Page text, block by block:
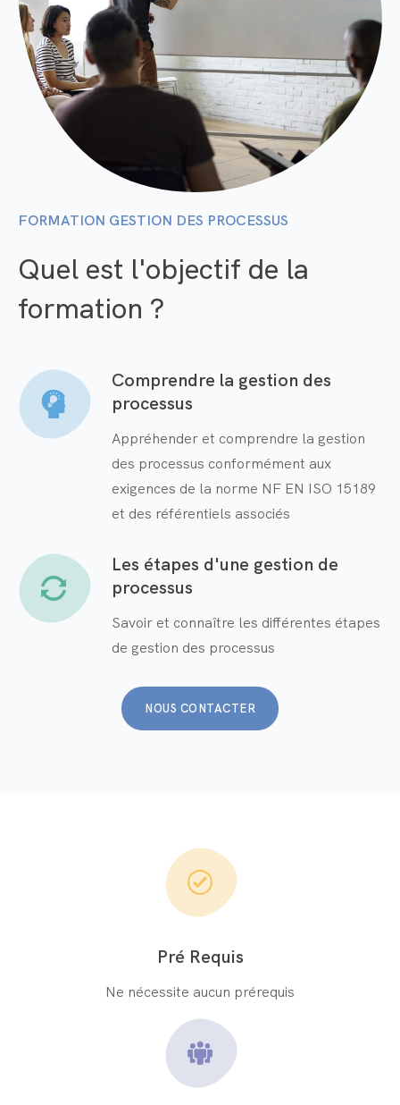
FORMATION GESTION DES PROCESSUS
Quel est l'objectif de la
formation ?
Comprendre la gestion des
processus
Appréhender et comprendre la gestion
des processus conformément aux
exigences de la norme NF EN ISO 15189
et des référentiels associés
Les étapes d'une gestion de
processus
Savoir et connaître les différentes étapes
de gestion des processus
NOUS CONTACTER
Pré Requis
Ne nécessite aucun prérequis